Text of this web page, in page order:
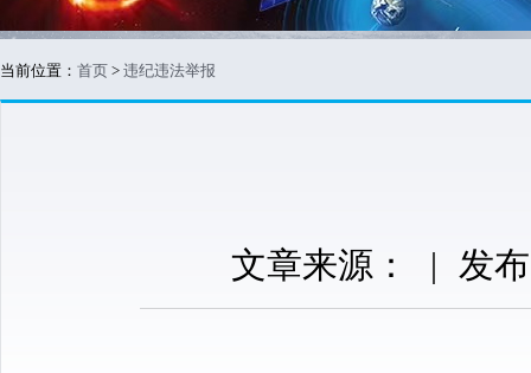
当前位置： 首页 > 违纪违法举报
文章来源： | 发